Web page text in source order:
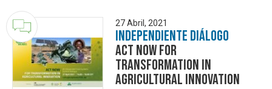
27 Abril, 2021
Independiente Diálogo
Act Now for
transformation in
agricultural innovation